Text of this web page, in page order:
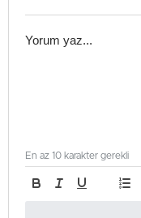
En az 10 karakter gerekli